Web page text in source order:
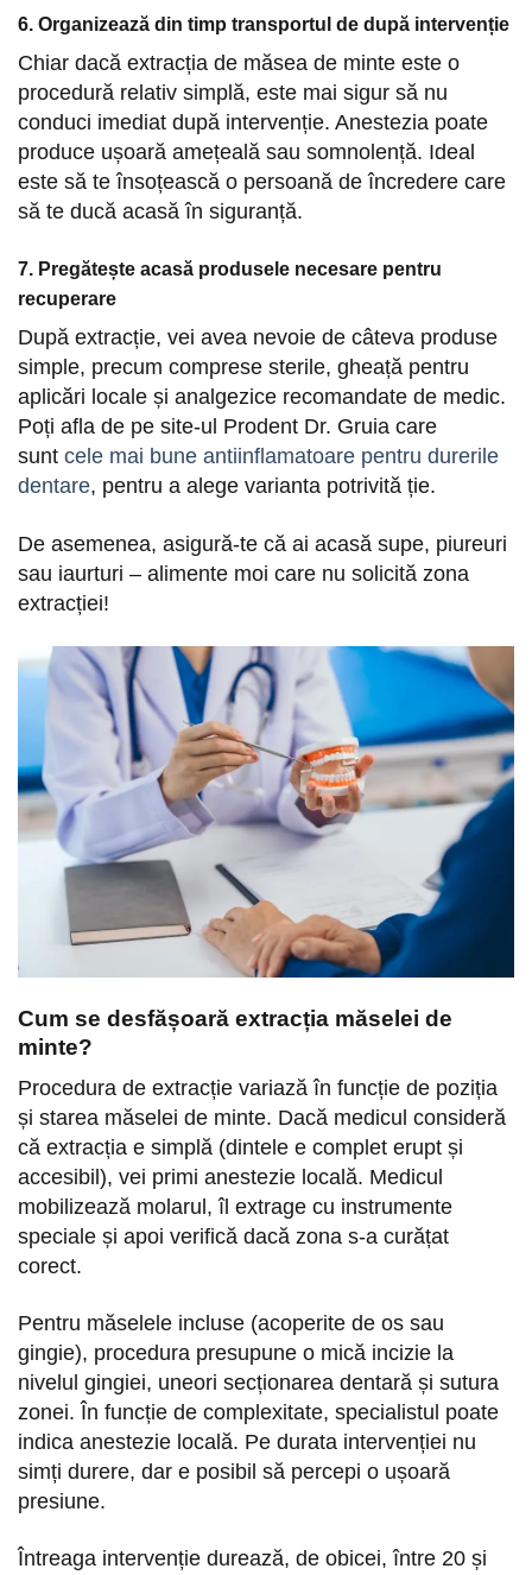
6. Organizează din timp transportul de după intervenție
Chiar dacă extracția de măsea de minte este o
procedură relativ simplă, este mai sigur să nu
conduci imediat după intervenție. Anestezia poate
produce ușoară amețeală sau somnolență. Ideal
este să te însoțească o persoană de încredere care
să te ducă acasă în siguranță.
7. Pregătește acasă produsele necesare pentru
recuperare
După extracție, vei avea nevoie de câteva produse
simple, precum comprese sterile, gheață pentru
aplicări locale și analgezice recomandate de medic.
Poți afla de pe site-ul Prodent Dr. Gruia care
sunt cele mai bune antiinflamatoare pentru durerile
dentare, pentru a alege varianta potrivită ție.
De asemenea, asigură-te că ai acasă supe, piureuri
sau iaurturi – alimente moi care nu solicită zona
extracției!
Cum se desfășoară extracția măselei de
minte?
Procedura de extracție variază în funcție de poziția
și starea măselei de minte. Dacă medicul consideră
că extracția e simplă (dintele e complet erupt și
accesibil), vei primi anestezie locală. Medicul
mobilizează molarul, îl extrage cu instrumente
speciale și apoi verifică dacă zona s-a curățat
corect.
Pentru măselele incluse (acoperite de os sau
gingie), procedura presupune o mică incizie la
nivelul gingiei, uneori secționarea dentară și sutura
zonei. În funcție de complexitate, specialistul poate
indica anestezie locală. Pe durata intervenției nu
simți durere, dar e posibil să percepi o ușoară
presiune.
Întreaga intervenție durează, de obicei, între 20 și